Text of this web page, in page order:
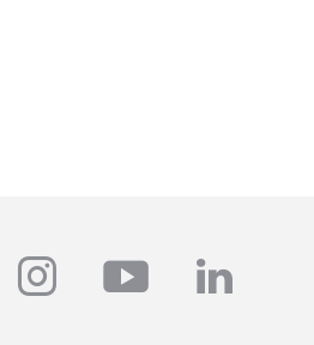
instagram
youtube